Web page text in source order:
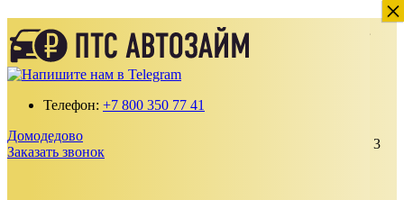
Телефон: +7 800 350 77 41
Домодедово
Заказать звонок
Деньги под залог ПТС Автомобиля в
Домодедово
100% одобрение даже с плохой кредитной
Выдаем от 30 000 до 15 000 000 ₽ на срок до 3
лет
×
×